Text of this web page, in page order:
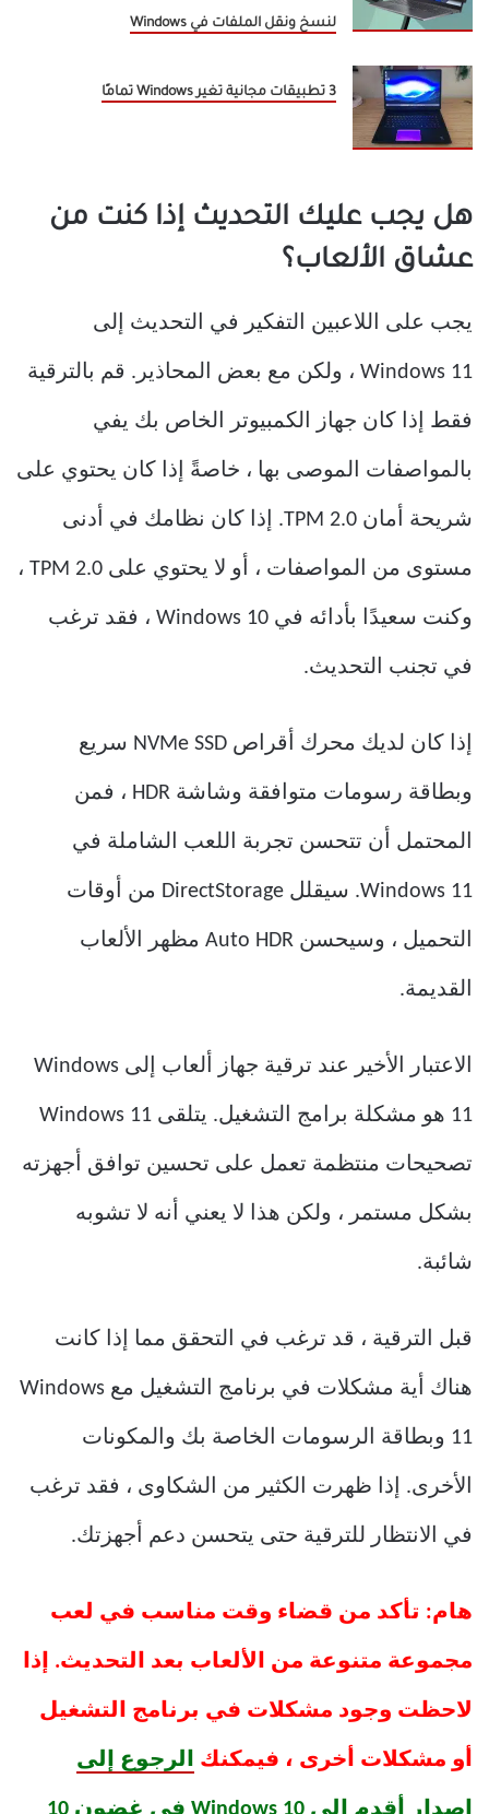
لنسخ ونقل الملفات في Windows
3 تطبيقات مجانية تغير Windows تمامًا
هل يجب عليك التحديث إذا كنت من
عشاق الألعاب؟
يجب على اللاعبين التفكير في التحديث إلى
Windows 11 ، ولكن مع بعض المحاذير. قم بالترقية
فقط إذا كان جهاز الكمبيوتر الخاص بك يفي
بالمواصفات الموصى بها ، خاصةً إذا كان يحتوي على
شريحة أمان TPM 2.0. إذا كان نظامك في أدنى
مستوى من المواصفات ، أو لا يحتوي على TPM 2.0 ،
وكنت سعيدًا بأدائه في Windows 10 ، فقد ترغب
في تجنب التحديث.
إذا كان لديك محرك أقراص NVMe SSD سريع
وبطاقة رسومات متوافقة وشاشة HDR ، فمن
المحتمل أن تتحسن تجربة اللعب الشاملة في
Windows 11. سيقلل DirectStorage من أوقات
التحميل ، وسيحسن Auto HDR مظهر الألعاب
القديمة.
الاعتبار الأخير عند ترقية جهاز ألعاب إلى Windows
11 هو مشكلة برامج التشغيل. يتلقى Windows 11
تصحيحات منتظمة تعمل على تحسين توافق أجهزته
بشكل مستمر ، ولكن هذا لا يعني أنه لا تشوبه
شائبة.
قبل الترقية ، قد ترغب في التحقق مما إذا كانت
هناك أية مشكلات في برنامج التشغيل مع Windows
11 وبطاقة الرسومات الخاصة بك والمكونات
الأخرى. إذا ظهرت الكثير من الشكاوى ، فقد ترغب
في الانتظار للترقية حتى يتحسن دعم أجهزتك.
هام: تأكد من قضاء وقت مناسب في لعب
مجموعة متنوعة من الألعاب بعد التحديث. إذا
لاحظت وجود مشكلات في برنامج التشغيل
أو مشكلات أخرى ، فيمكنك الرجوع إلى
إصدار أقدم إلى Windows 10 في غضون 10